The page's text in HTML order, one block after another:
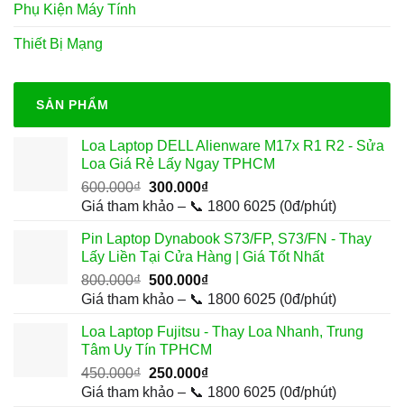
Phụ Kiện Máy Tính
Thiết Bị Mạng
SẢN PHẨM
Loa Laptop DELL Alienware M17x R1 R2 - Sửa
Loa Giá Rẻ Lấy Ngay TPHCM
600.000₫ Giá
gốc
600.000₫.
300.000₫Giá
hiện
là:
300.000₫.
Giá tham khảo – 📞 1800 6025 (0đ/phút)
Pin Laptop Dynabook S73/FP, S73/FN - Thay
Lấy Liền Tại Cửa Hàng | Giá Tốt Nhất
800.000₫ Giá
gốc
800.000₫.
500.000₫Giá
hiện
là:
500.000₫.
Giá tham khảo – 📞 1800 6025 (0đ/phút)
Loa Laptop Fujitsu - Thay Loa Nhanh, Trung
Tâm Uy Tín TPHCM
450.000₫ Giá
gốc
250.000₫Giá
hiện
Giá tham khảo – 📞 1800 6025 (0đ/phút)